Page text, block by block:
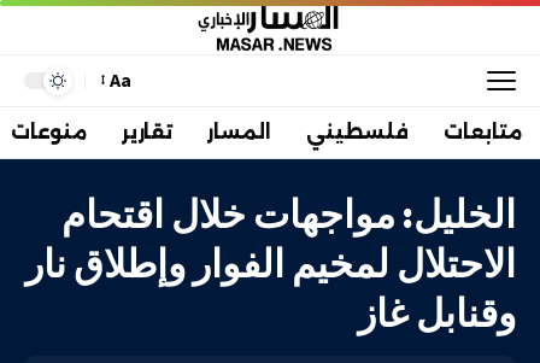
Aa
متابعات فلسطيني المسار تقارير منوعات
الخليل: مواجهات خلال اقتحام
الاحتلال لمخيم الفوار وإطلاق نار
وقنابل غاز